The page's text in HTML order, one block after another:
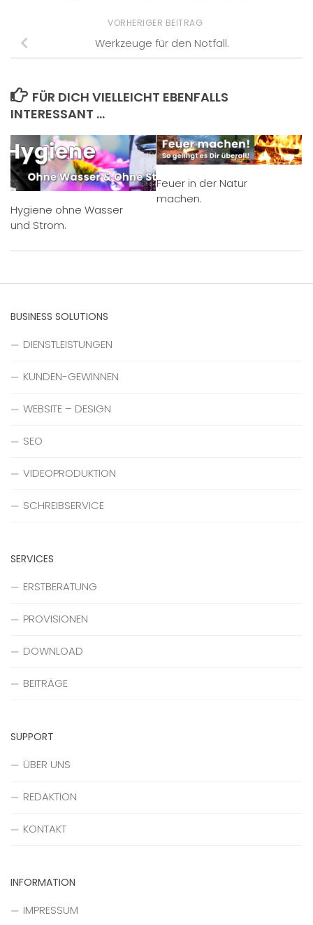
VORHERIGER BEITRAG
Werkzeuge für den Notfall.
FÜR DICH VIELLEICHT EBENFALLS
INTERESSANT …
Hygiene ohne Wasser
und Strom.
Feuer in der Natur
machen.
BUSINESS SOLUTIONS
DIENSTLEISTUNGEN
KUNDEN-GEWINNEN
WEBSITE – DESIGN
SEO
VIDEOPRODUKTION
SCHREIBSERVICE
SERVICES
ERSTBERATUNG
PROVISIONEN
DOWNLOAD
BEITRÄGE
SUPPORT
ÜBER UNS
REDAKTION
KONTAKT
INFORMATION
IMPRESSUM